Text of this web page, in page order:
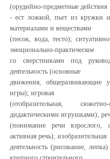
(орудийно-предметные действия
- ест ложкой, пьет из кружки и
материалами и веществами
(песок, вода, тесто);
эмоционально-практическое
со сверстниками под
деятельность (основные
движения, общеразвивающие
игры); игровая
(отобразительная,
дидактическими игрушками);
(понимание речи взрослого,
активная речь); изобразительная
деятельность (рисование,